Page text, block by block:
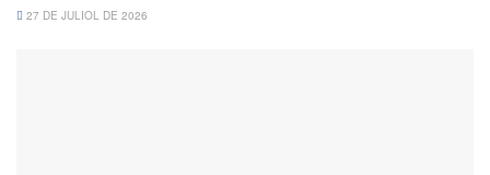
27 DE JULIOL DE 2026